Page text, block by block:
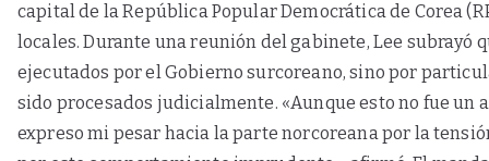
capital de la República Popular Democrática de Corea
locales. Durante una reunión del gabinete, Lee subrayó
ejecutados por el Gobierno surcoreano, sino por
sido procesados judicialmente. «Aunque esto no fue un
expreso mi pesar hacia la parte norcoreana por la